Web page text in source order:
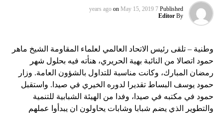
Published
7 years ago
on May 15, 2019
By
Editor
وطنية – تلقى رئيس الاتحاد العالمي لعلماء المقاومة الشيخ ماهر
حمود اتصالا من النائبة بهية الحريري، هنأته فيه بحلول شهر
رمضان المبارك، وكانت مناسبة للتداول بالشؤون العامة. وزار
حمود يوسف البساط تقديرا لدوره الخيري في صيدا. واستقبل
حمود في مكتبه في صيدا، وفدا من الهيئة الشبابية للتنمية
والتطوير الذي يضم شبابا وشابات يحاولون ان يبدأوا عملهم